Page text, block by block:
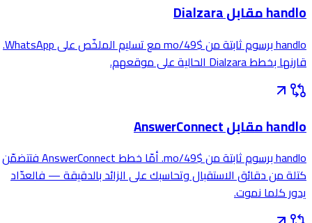
handlo مقابل Dialzara
handlo برسوم ثابتة من $49/mo مع تسليم الملخّص على WhatsApp.
قارنها بخطط Dialzara الحالية على موقعهم.
handlo مقابل AnswerConnect
handlo برسوم ثابتة من $49/mo. أمّا خطط AnswerConnect فتتضمّن
كتلة من دقائق الاستقبال وتحاسبك على الزائد بالدقيقة — فالعدّاد
يدور كلما نموت.